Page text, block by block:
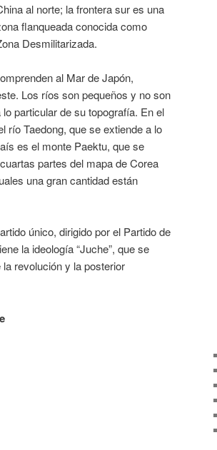
al norte; la frontera sur es una
flanqueada conocida como
Desmilitarizada.
al Mar de Japón,
Los ríos son pequeños y no son
particular de su topografía. En el
río Taedong, que se extiende a lo
es el monte Paektu, que se
partes del mapa de Corea
una gran cantidad están
único, dirigido por el Partido de
la ideología “Juche”, que se
revolución y la posterior